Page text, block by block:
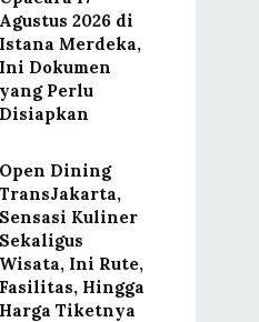
Agustus 2026 di
Istana Merdeka,
Ini Dokumen
yang Perlu
Disiapkan
Open Dining
TransJakarta,
Sensasi Kuliner
Sekaligus
Wisata, Ini Rute,
Fasilitas, Hingga
Harga Tiketnya